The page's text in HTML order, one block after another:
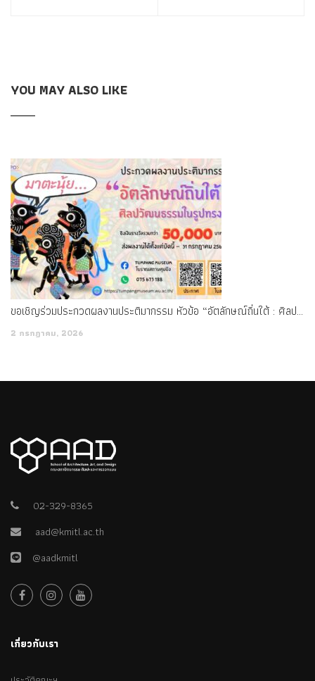
YOU MAY ALSO LIKE
ขอเชิญร่วมประกวดผลงานประติมากรรม หัวข้อ “อัตลักษณ์ถิ่นใต้ : ศิลปวัฒนธรรมในรูปทรง” ชิงเงินรางวัลรวมกว่า 50,000 บาท
2 กรกฎาคม, 2026
02-329-8365
aad@kmitl.ac.th
@aadkmitl
เกี่ยวกับเรา